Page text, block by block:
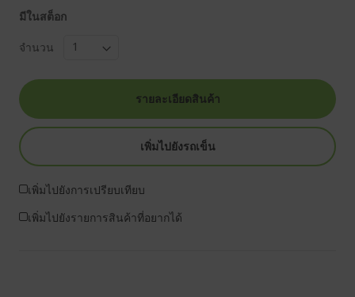
มีในสต็อก
จำนวน
รายละเอียดสินค้า
เพิ่มไปยังรถเข็น
เพิ่มไปยังการเปรียบเทียบ
เพิ่มไปยังรายการสินค้าที่อยากได้